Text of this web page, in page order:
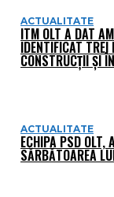
ACTUALITATE
ITM OLT A DAT
IDENTIFICAT TREI
CONSTRUCȚII ȘI
ACTUALITATE
ECHIPA PSD OLT,
SĂRBĂTOAREA